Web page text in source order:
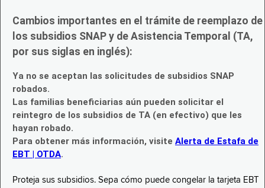
Cambios importantes en el trámite de reemplazo de
los subsidios SNAP y de Asistencia Temporal (TA,
por sus siglas en inglés):
Ya no se aceptan las solicitudes de subsidios SNAP
robados.
Las familias beneficiarias aún pueden solicitar el
reintegro de los subsidios de TA (en efectivo) que les
hayan robado.
Para obtener más información, visite Alerta de Estafa de
EBT | OTDA.
Proteja sus subsidios. Sepa cómo puede congelar la tarjeta EBT